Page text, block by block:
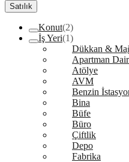
Satılık
Konut(2)
İş Yeri(1)
Dükkan &
Apartman
Atölye
AVM
Benzin
Bina
Büfe
Büro
Çiftlik
Depo
Fabrika